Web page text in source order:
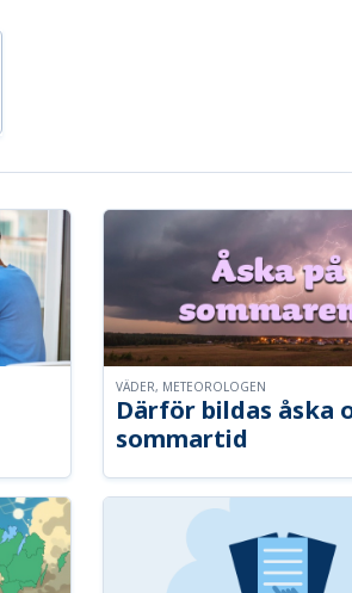
Därför bildas åska
sommartid
VÄDER, METEOROLOGEN